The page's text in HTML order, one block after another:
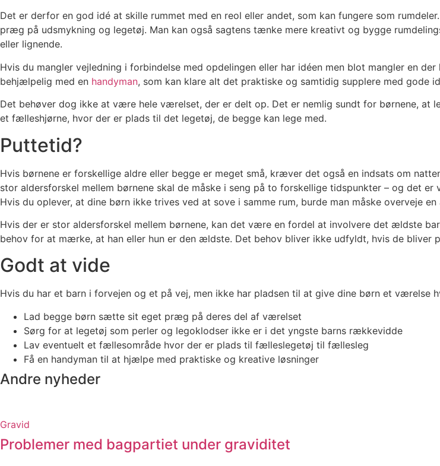
Det er derfor en god idé at skille rummet med en reol eller andet, som kan fungere som
præg på udsmykning og legetøj. Man kan også sagtens tænke mere kreativt og bygge
eller lignende.
Hvis du mangler vejledning i forbindelse med opdelingen eller har idéen men blot mangler en
behjælpelig med en handyman, som kan klare alt det praktiske og samtidig supplere med gode
Det behøver dog ikke at være hele værelset, der er delt op. Det er nemlig sundt for børnene, at
et fælleshjørne, hvor der er plads til det legetøj, de begge kan lege med.
Puttetid?
Hvis børnene er forskellige aldre eller begge er meget små, kræver det også en indsats om
stor aldersforskel mellem børnene skal de måske i seng på to forskellige tidspunkter – og det
Hvis du oplever, at dine børn ikke trives ved at sove i samme rum, burde man måske overveje en
Hvis der er stor aldersforskel mellem børnene, kan det være en fordel at involvere det ældste
behov for at mærke, at han eller hun er den ældste. Det behov bliver ikke udfyldt, hvis de bliver
Godt at vide
Hvis du har et barn i forvejen og et på vej, men ikke har pladsen til at give dine børn et
Lad begge børn sætte sit eget præg på deres del af værelset
Sørg for at legetøj som perler og legoklodser ikke er i det yngste barns rækkevidde
Lav eventuelt et fællesområde hvor der er plads til fælleslegetøj til fællesleg
Få en handyman til at hjælpe med praktiske og kreative løsninger
Andre nyheder
Gravid
Problemer med bagpartiet under graviditet